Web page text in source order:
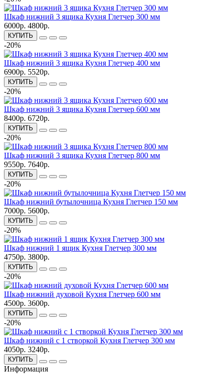
Шкаф нижний 3 ящика Кухня Глетчер 300 мм
6000р. 4800р.
КУПИТЬ
-20%
Шкаф нижний 3 ящика Кухня Глетчер 400 мм
6900р. 5520р.
КУПИТЬ
-20%
Шкаф нижний 3 ящика Кухня Глетчер 600 мм
8400р. 6720р.
КУПИТЬ
-20%
Шкаф нижний 3 ящика Кухня Глетчер 800 мм
9550р. 7640р.
КУПИТЬ
-20%
Шкаф нижний бутылочница Кухня Глетчер 150 мм
7000р. 5600р.
КУПИТЬ
-20%
Шкаф нижний 1 ящик Кухня Глетчер 300 мм
4750р. 3800р.
КУПИТЬ
-20%
Шкаф нижний духовой Кухня Глетчер 600 мм
4500р. 3600р.
КУПИТЬ
-20%
Шкаф нижний с 1 створкой Кухня Глетчер 300 мм
4050р. 3240р.
КУПИТЬ
Информация